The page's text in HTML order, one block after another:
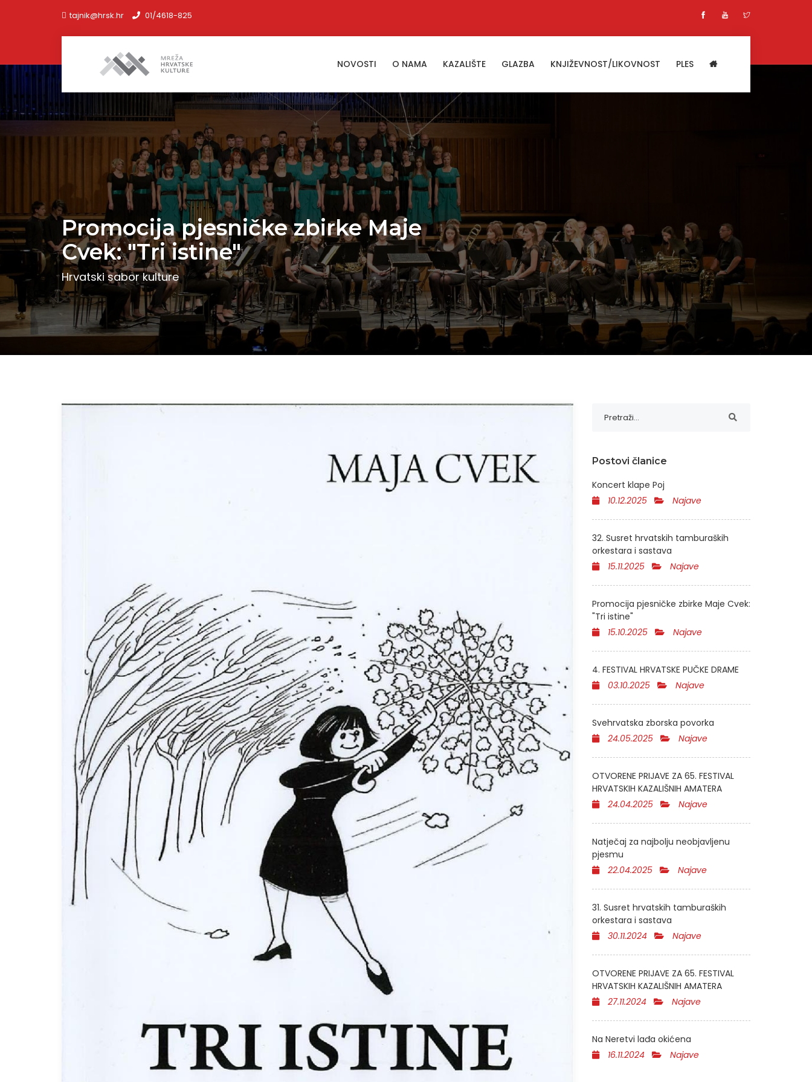
tajnik@hrsk.hr 01/4618-825
NOVOSTI O NAMA KAZALIŠTE GLAZBA KNJIŽEVNOST/LIKOVNOST PLES
Promocija pjesničke zbirke Maje
Cvek: "Tri istine"
Hrvatski sabor kulture
Postovi članice
Koncert klape Poj
10.12.2025
Najave
32. Susret hrvatskih tamburaških
orkestara i sastava
15.11.2025
Najave
Promocija pjesničke zbirke Maje Cvek:
"Tri istine"
15.10.2025
Najave
4. FESTIVAL HRVATSKE PUČKE DRAME
03.10.2025
Najave
Svehrvatska zborska povorka
24.05.2025
Najave
OTVORENE PRIJAVE ZA 65. FESTIVAL
HRVATSKIH KAZALIŠNIH AMATERA
24.04.2025
Najave
Natječaj za najbolju neobjavljenu
pjesmu
22.04.2025
Najave
31. Susret hrvatskih tamburaških
orkestara i sastava
30.11.2024
Najave
OTVORENE PRIJAVE ZA 65. FESTIVAL
HRVATSKIH KAZALIŠNIH AMATERA
27.11.2024
Najave
Na Neretvi lađa okićena
16.11.2024
Najave